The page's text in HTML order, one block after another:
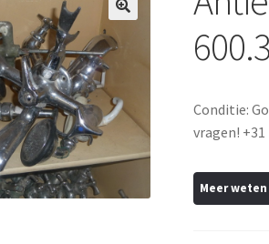
Conditie:
vragen! +31